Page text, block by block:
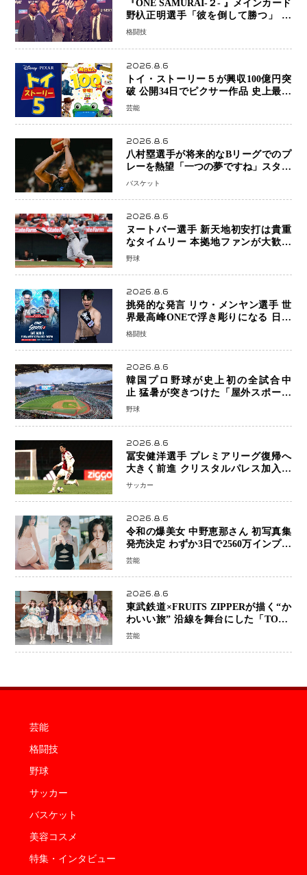
『ONE SAMURAI-２- 』メインカード
野杁正明選手「彼を倒して勝つ」 リ
ウ・メンヤンとの因縁に決着へ 再起
初戦
格闘技
2026.8.6
トイ・ストーリー５が興収100億円突
破 公開34日でピクサー作品 史上最速
日本歴代シリーズ最高更新も目前
芸能
2026.8.6
八村塁選手が将来的なBリーグでのプ
レーを熱望「一つの夢ですね」スター
帰還がリーグ価値を押し上げる可能性
バスケット
2026.8.6
ヌートバー選手 新天地初安打は貴重
なタイムリー 本拠地ファンが大歓声
笑顔で歓喜
野球
2026.8.6
挑発的な発言 リウ・メンヤン選手 世
界最高峰ONEで浮き彫りになる 日本
キックボクシングが直面する“技術
格闘技
2026.8.6
韓国プロ野球が史上初の全試合中
止 猛暑が突きつけた「屋外スポーツ
の限界」 日本発のドーム型施設時代
野球
2026.8.6
冨安健洋選手 プレミアリーグ復帰へ
大きく前進 クリスタルパレス加入目
前 メディカルチェックも通過
サッカー
2026.8.6
令和の爆美女 中野恵那さん 初写真集
発売決定 わずか3日で2560万インプレ
ッションを記録した話題の美貌を凝縮
芸能
2026.8.6
東武鉄道×FRUITS ZIPPERが描く“か
わいい旅” 沿線を舞台にした「TOBU
KAWAII PROJECT」が開幕
芸能
芸能
格闘技
野球
サッカー
バスケット
美容コスメ
特集・インタビュー